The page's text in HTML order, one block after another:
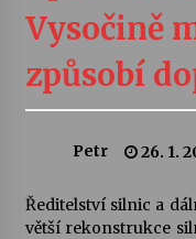
30.
30.
28.
Vysočině
způsobí
Petr 26. 1.
Ředitelství silnic a
větší rekonstrukce